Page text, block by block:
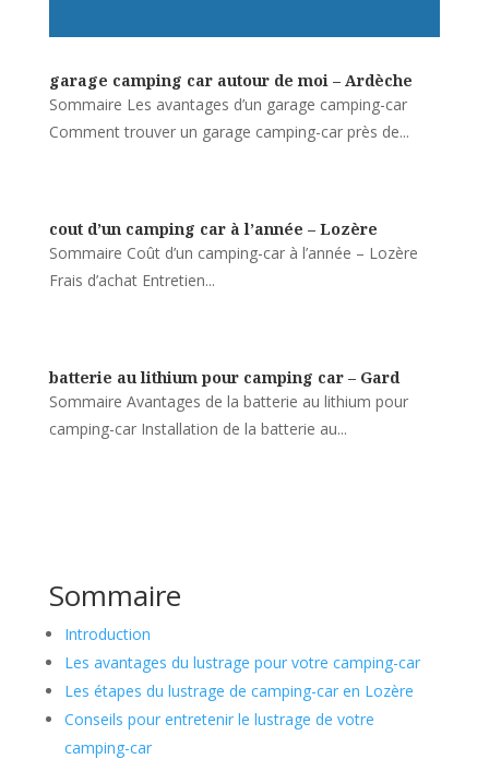
garage camping car autour de moi – Ardèche
Sommaire Les avantages d’un garage camping-car
Comment trouver un garage camping-car près de...
cout d’un camping car à l’année – Lozère
Sommaire Coût d’un camping-car à l’année – Lozère
Frais d’achat Entretien...
batterie au lithium pour camping car – Gard
Sommaire Avantages de la batterie au lithium pour
camping-car Installation de la batterie au...
Sommaire
Introduction
Les avantages du lustrage pour votre camping-car
Les étapes du lustrage de camping-car en Lozère
Conseils pour entretenir le lustrage de votre
camping-car